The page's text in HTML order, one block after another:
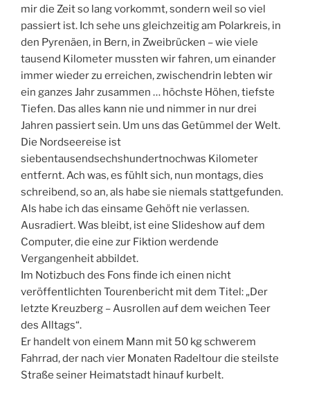
mir die Zeit so lang vorkommt, sondern weil so viel
passiert ist. Ich sehe uns gleichzeitig am Polarkreis, in
den Pyrenäen, in Bern, in Zweibrücken – wie viele
tausend Kilometer mussten wir fahren, um einander
immer wieder zu erreichen, zwischendrin lebten wir
ein ganzes Jahr zusammen … höchste Höhen, tiefste
Tiefen. Das alles kann nie und nimmer in nur drei
Jahren passiert sein. Um uns das Getümmel der Welt.
Die Nordseereise ist
siebentausendsechshundertnochwas Kilometer
entfernt. Ach was, es fühlt sich, nun montags, dies
schreibend, so an, als habe sie niemals stattgefunden.
Als habe ich das einsame Gehöft nie verlassen.
Ausradiert. Was bleibt, ist eine Slideshow auf dem
Computer, die eine zur Fiktion werdende
Vergangenheit abbildet.
Im Notizbuch des Fons finde ich einen nicht
veröffentlichten Tourenbericht mit dem Titel: „Der
letzte Kreuzberg – Ausrollen auf dem weichen Teer
des Alltags“.
Er handelt von einem Mann mit 50 kg schwerem
Fahrrad, der nach vier Monaten Radeltour die steilste
Straße seiner Heimatstadt hinauf kurbelt.